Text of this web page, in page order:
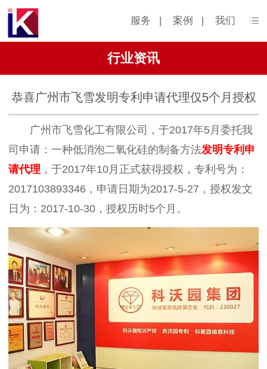
服务 | 案例 | 我们
行业资讯
恭喜广州市飞雪发明专利申请代理仅5个月授权
广州市飞雪化工有限公司，于2017年5月委托我
司申请：一种低消泡二氧化硅的制备方法发明专利申
请代理 ，于2017年10月正式获得授权，专利号为：
2017103893346，申请日期为2017-5-27，授权发文
日为：2017-10-30，授权历时5个月。